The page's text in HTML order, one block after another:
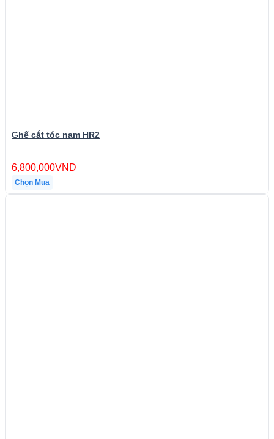
Ghế cắt tóc nam HR2
6,800,000VND
Chọn Mua